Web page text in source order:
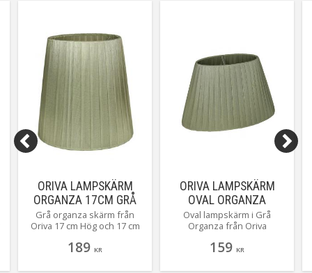
ORIVA LAMPSKÄRM
ORGANZA 17CM GRÅ
Grå organza skärm från
Oriva 17 cm Hög och 17 cm
189 KR
ORIVA LAMPSKÄRM
OVAL ORGANZA
14/22CM GRÅ
Oval lampskärm i Grå
Organza från Oriva
159 KR